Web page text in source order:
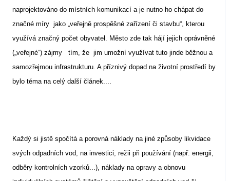
naprojektováno do místních komunikací a je nutno ho chápat do
značné míry jako „veřejně prospěšné zařízení či stavbu“, kterou
využívá značný počet obyvatel. Město zde tak hájí jejich oprávněné
(„veřejné“) zájmy
tím, že jim umožní využívat tuto jinde běžnou a
samozřejmou infrastrukturu. A příznivý dopad na životní prostředí by
bylo téma na celý další článek....
Každý si jistě spočítá a porovná náklady na jiné způsoby likvidace
svých odpadních vod, na investici, režii při používání (např. energii,
odběry kontrolních vzorků...), náklady na opravy a obnovu